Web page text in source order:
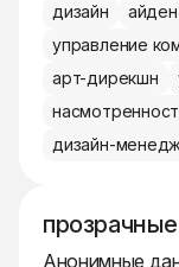
дизайн
управление
арт-дирекшн
дизайн-
Анонимные